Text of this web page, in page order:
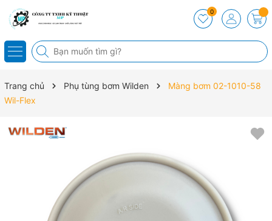
0
Trang chủ Phụ tùng bơm Wilden
Màng bơm 02-1010-58
Wil-Flex